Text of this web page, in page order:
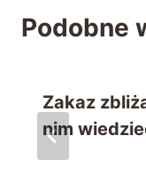
Podobne
Zakaz
nim